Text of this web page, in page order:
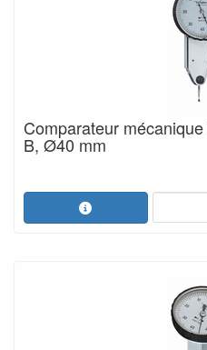
Comparateur
B, Ø40 mm